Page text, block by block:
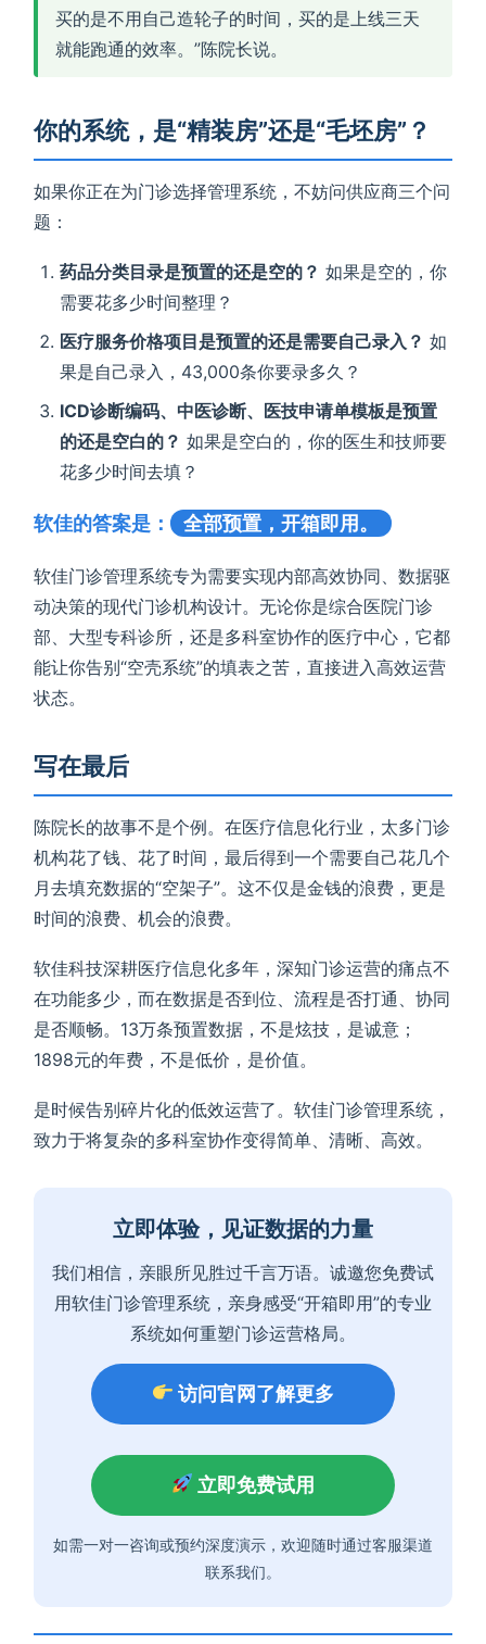
买的是不用自己造轮子的时间，买的是上线三天
就能跑通的效率。”陈院长说。
你的系统，是“精装房”还是“毛坯房”？
如果你正在为门诊选择管理系统，不妨问供应商三个问
题：
药品分类目录是预置的还是空的？ 如果是空的，你
需要花多少时间整理？
医疗服务价格项目是预置的还是需要自己录入？ 如
果是自己录入，43,000条你要录多久？
ICD诊断编码、中医诊断、医技申请单模板是预置
的还是空白的？ 如果是空白的，你的医生和技师要
花多少时间去填？
软佳的答案是： 全部预置，开箱即用。
软佳门诊管理系统专为需要实现内部高效协同、数据驱
动决策的现代门诊机构设计。无论你是综合医院门诊
部、大型专科诊所，还是多科室协作的医疗中心，它都
能让你告别“空壳系统”的填表之苦，直接进入高效运营
状态。
写在最后
陈院长的故事不是个例。在医疗信息化行业，太多门诊
机构花了钱、花了时间，最后得到一个需要自己花几个
月去填充数据的“空架子”。这不仅是金钱的浪费，更是
时间的浪费、机会的浪费。
软佳科技深耕医疗信息化多年，深知门诊运营的痛点不
在功能多少，而在数据是否到位、流程是否打通、协同
是否顺畅。13万条预置数据，不是炫技，是诚意；
1898元的年费，不是低价，是价值。
是时候告别碎片化的低效运营了。软佳门诊管理系统，
致力于将复杂的多科室协作变得简单、清晰、高效。
立即体验，见证数据的力量
我们相信，亲眼所见胜过千言万语。诚邀您免费试
用软佳门诊管理系统，亲身感受“开箱即用”的专业
系统如何重塑门诊运营格局。
访问官网了解更多
立即免费试用
如需一对一咨询或预约深度演示，欢迎随时通过客服渠道
联系我们。